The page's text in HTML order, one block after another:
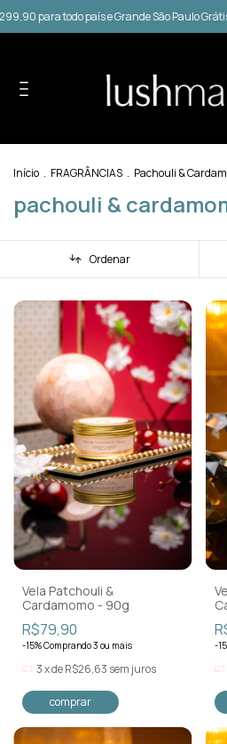
para todo país e Grande São Paulo Grátis à
Início . FRAGRÂNCIAS . Pachouli &
pachouli &
Ordenar
Vela Patchouli &
Cardamomo - 90g
R$79,90
-15% Comprando 3 ou mais
3xdeR$26,63 sem juros
-